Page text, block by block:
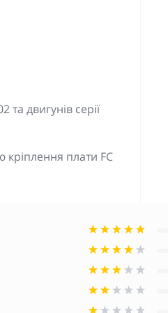
та двигунів серії
кріплення плати FC